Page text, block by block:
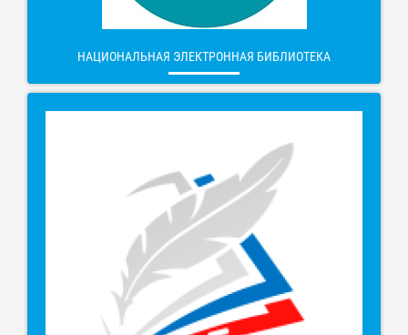
НАЦИОНАЛЬНАЯ ЭЛЕКТРОННАЯ БИБЛИОТЕКА